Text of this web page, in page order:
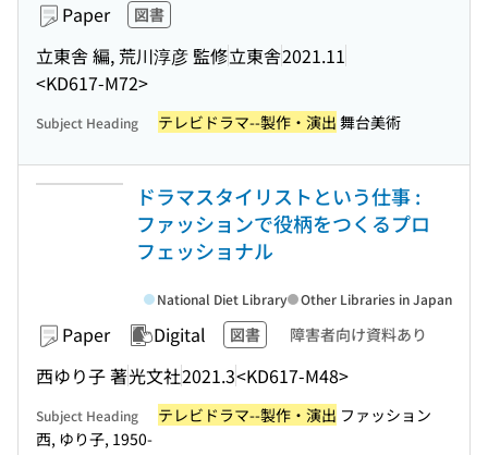
Paper 図書
立東舎 編, 荒川淳彦 監修立東舎2021.11
<KD617-M72>
Subject Heading テレビドラマ--製作・演出 舞台美術
ドラマスタイリストという仕事 :
ファッションで役柄をつくるプロ
フェッショナル
Paper Digital 図書 障害者向け資料あり
西ゆり子 著光文社2021.3<KD617-M48>
National Diet Library Other Libraries in Japan
Subject Heading テレビドラマ--製作・演出 ファッション
西, ゆり子, 1950-